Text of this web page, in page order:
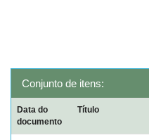
Conjunto de itens:
Data do
documento
Título